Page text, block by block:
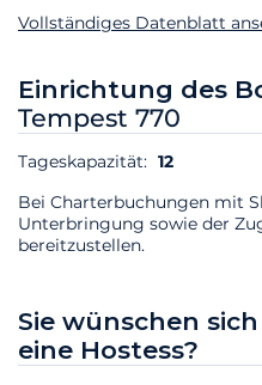
Vollständiges Datenblatt
Einrichtung des
Tempest 770
Tageskapazität: 12
Bei Charterbuchungen mit
Unterbringung sowie der
bereitzustellen.
Sie wünschen
eine Hostess?